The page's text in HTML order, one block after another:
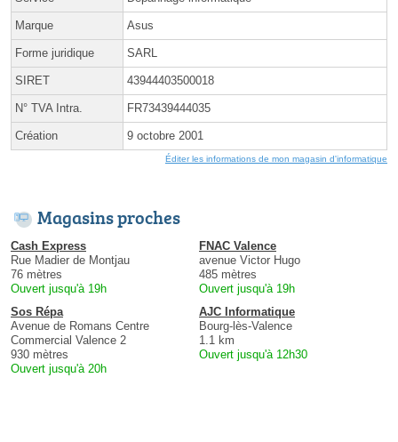
Marque Asus
Forme juridique SARL
SIRET 43944403500018
N° TVA Intra. FR73439444035
Création 9 octobre 2001
Éditer les informations de mon magasin d'informatique
Magasins proches
Cash Express
Rue Madier de Montjau
76 mètres
Ouvert jusqu'à 19h
FNAC Valence
avenue Victor Hugo
485 mètres
Ouvert jusqu'à 19h
Sos Répa
Avenue de Romans Centre
Commercial Valence 2
930 mètres
Ouvert jusqu'à 20h
AJC Informatique
Bourg-lès-Valence
1.1 km
Ouvert jusqu'à 12h30